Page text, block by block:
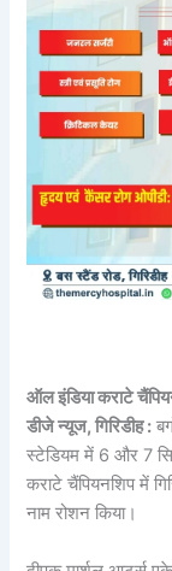
ऑल इंडिया कराटे
डीजे न्यूज, गिरिडीह :
स्टेडियम में 6 और 7
कराटे चैंपियनशिप में
नाम रोशन किया।